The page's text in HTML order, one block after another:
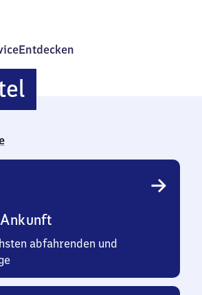
Entdecken
Grünstädtel
abfahrenden und